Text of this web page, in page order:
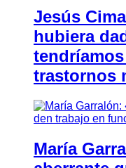
Jesús
hubiera
trastornos
María